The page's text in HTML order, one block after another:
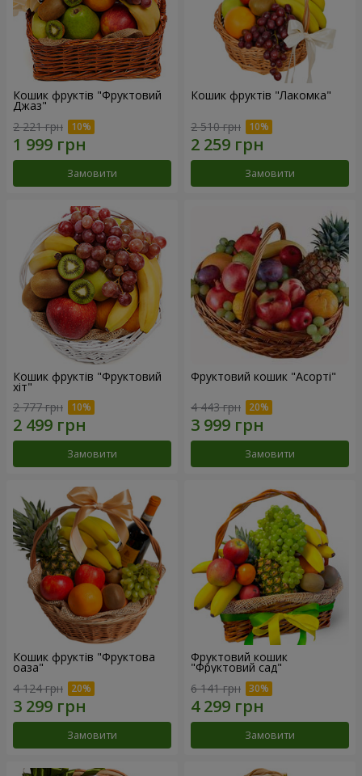
Кошик фруктів "Фруктовий
Джаз"
2 221 грн
Замовити
Кошик фруктів "Лакомка"
2 510 грн
Замовити
Кошик фруктів "Фруктовий
хiт"
2 777 грн
Замовити
Фруктовий кошик "Асорті"
4 443 грн
Замовити
Кошик фруктів "Фруктова
оаза"
4 124 грн
Замовити
Фруктовий кошик
"Фруктовий сад"
6 141 грн
Замовити